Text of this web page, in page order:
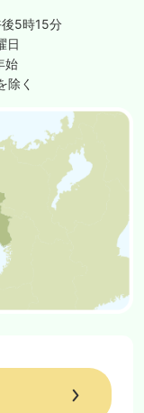
5時15分
日
始
除く